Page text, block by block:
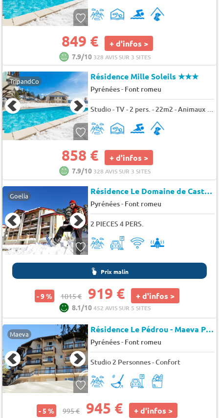
849 € + d'infos >
7.9/10 328 AVIS SUR 3 SITES
TripandCo Résidence Mille Soleils★★★
Pyrénées- Font romeu
Studio - TV - 2 pers. - 22m2 - Animaux admis
858 € + d'infos >
7.9/10 328 AVIS SUR 3 SITES
Goelia Résidence Le Domaine de Castella.
Pyrénées- Font romeu
2 PIECES 4 PERS.
Prix malin
- 9 % 1015 € 919 € + d'infos >
8.1/10452 AVIS SUR 5 SITES
Maeva Résidence Le Pédrou - Maeva Particuliers
Pyrénées- Font romeu
Studio 2 Personnes - Confort
- 5 % 995 € 945 € + d'infos >